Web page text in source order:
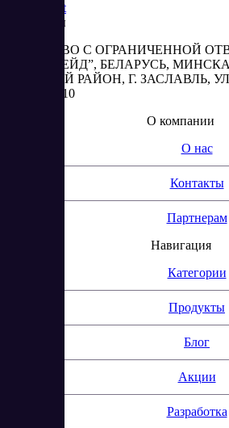
Market
Реквизиты
ОБЩЕСТВО С ОГРАНИЧЕННОЙ
“АБЕСТРЕЙД”, БЕЛАРУСЬ,
МИНСКИЙ РАЙОН, Г. ЗАСЛАВЛЬ,
2, КОМ. 310
О компании
О нас
Контакты
Партнерам
Навигация
Категории
Продукты
Блог
Акции
Разработка